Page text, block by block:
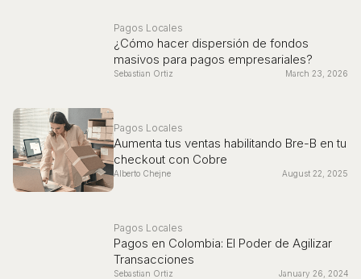
Pagos Locales
¿Cómo hacer dispersión de fondos
masivos para pagos empresariales?
Sebastian Ortiz March 23, 2026
Pagos Locales
Aumenta tus ventas habilitando Bre-B en tu
checkout con Cobre
Alberto Chejne August 22, 2025
Pagos Locales
Pagos en Colombia: El Poder de Agilizar
Transacciones
Sebastian Ortiz January 26, 2024